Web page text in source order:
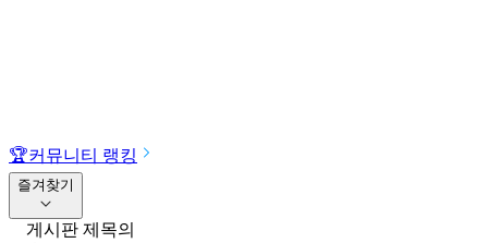
🏆커뮤니티 랭킹
즐겨찾기
게시판 제목의